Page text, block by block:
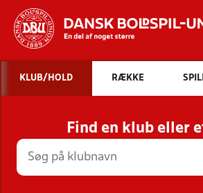
STILLINGER, RESULTATER,
HOLD
KLUB/HOLD RÆKKE
Find en klub eller